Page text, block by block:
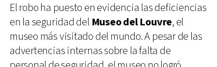
El robo ha puesto en evidencia las deficiencias
en la seguridad del Museo del Louvre, el
museo más visitado del mundo. A pesar de las
advertencias internas sobre la falta de